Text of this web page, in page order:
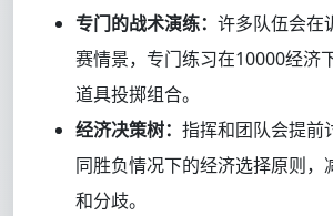
专门的战术演练： 许多队伍会在
赛情景，专门练习在10000经济
道具投掷组合。
经济决策树： 指挥和团队会提前
同胜负情况下的经济选择原则，
和分歧。